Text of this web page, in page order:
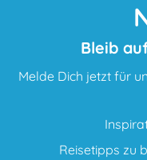
Bleib
Melde Dich jetzt für
Reisetipps zu